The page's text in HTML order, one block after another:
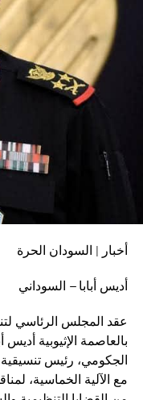
أخبار | السودان الحرة
أديس أبابا – السوداني
عقد المجلس الرئاسي
بالعاصمة الإثيوبية
الجكومي، رئيس
مع الآلية الخماسية،